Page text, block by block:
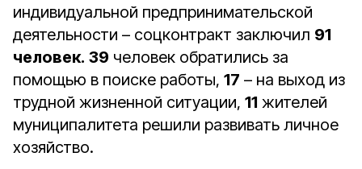
индивидуальной предпринимательской
деятельности – соцконтракт заключил 91
человек. 39 человек обратились за
помощью в поиске работы, 17 – на выход из
трудной жизненной ситуации, 11 жителей
муниципалитета решили развивать личное
хозяйство.